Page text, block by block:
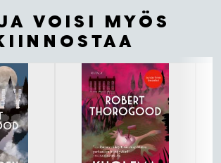
VOISI MYÖS